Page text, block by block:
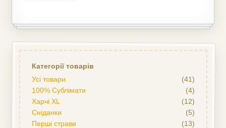
Категорії товарів
Усі товари
(41)
100% Сублімати
(4)
Харчі XL
(12)
Сніданки
(5)
Перші страви
(13)